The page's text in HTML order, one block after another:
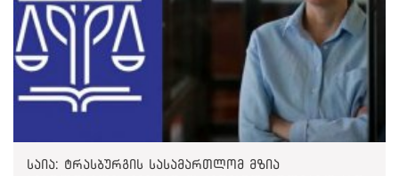
საია: ტრასბურგის სასამართლომ მზია